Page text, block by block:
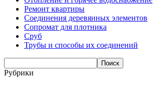
Ремонт квартиры
Соединения деревянных элементов
Сопромат для плотника
Сруб
Трубы и способы их соединений
Рубрики